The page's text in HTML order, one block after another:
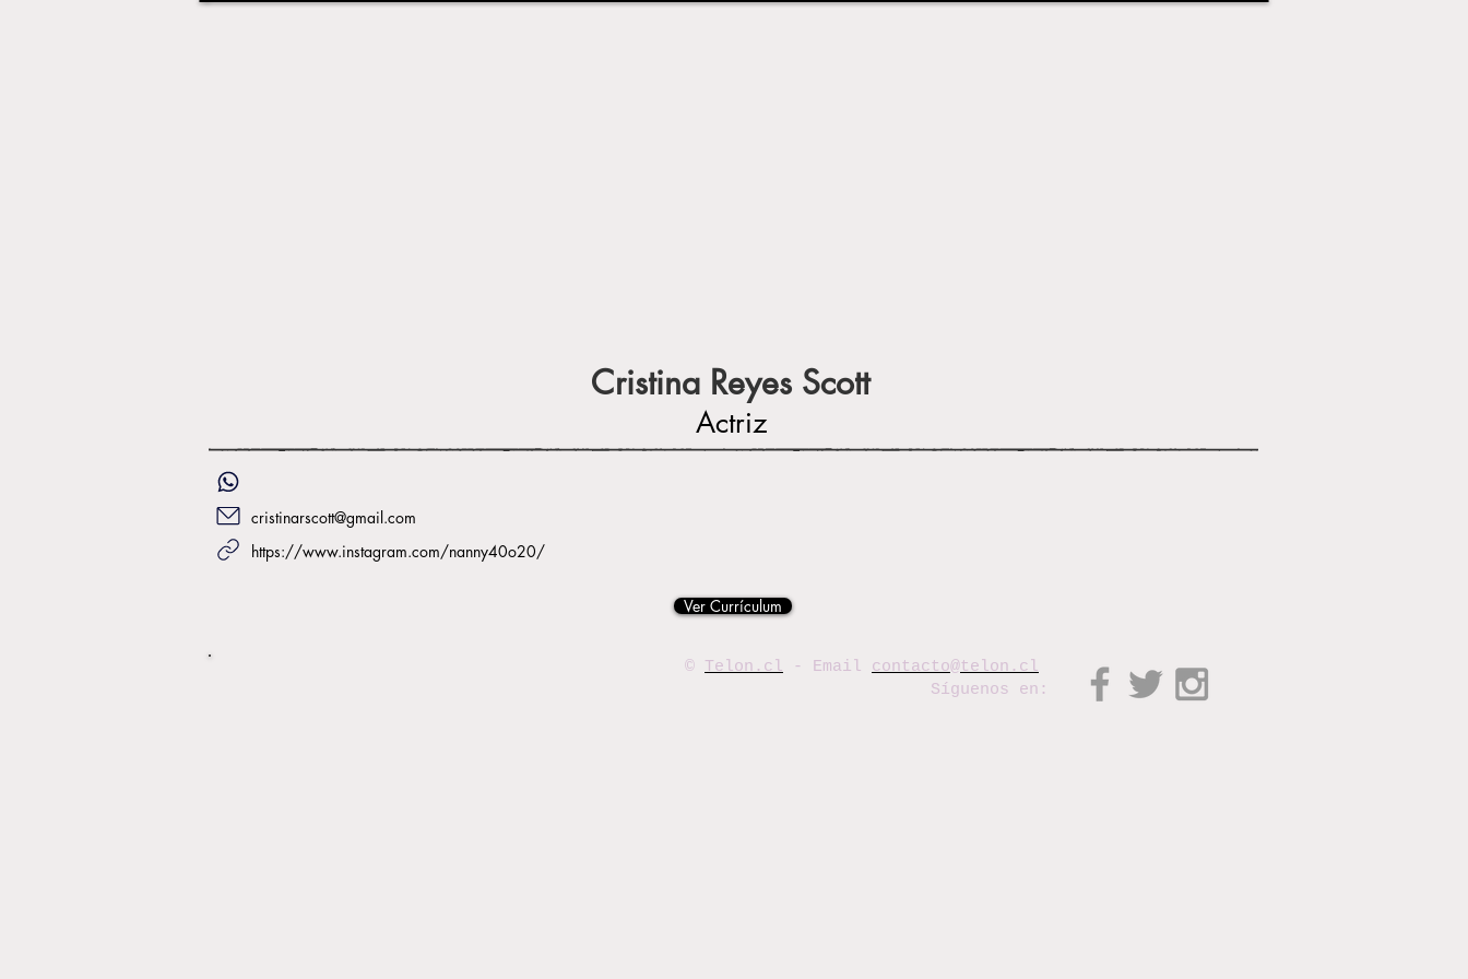
Cristina Reyes Scott
Actriz
cristinarscott@gmail.com
https://www.instagram.com/nanny40o20/
Ver Currículum
© Telon.cl - Email contacto@telon.cl
Síguenos en: